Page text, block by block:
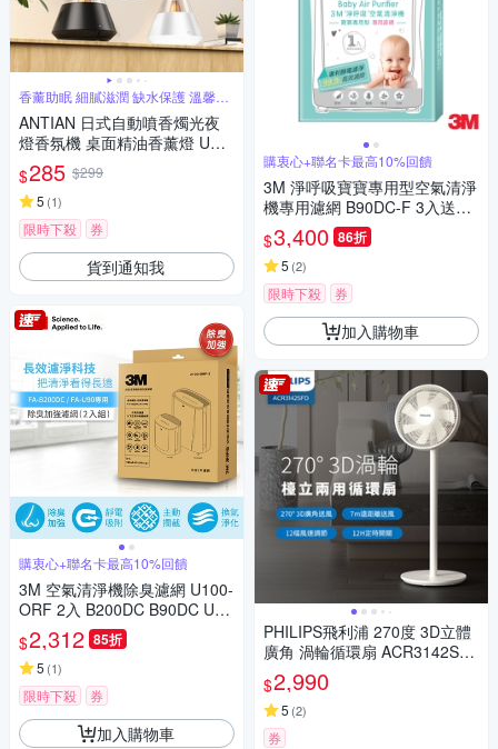
香薰助眠 細膩滋潤 缺水保護 溫馨夜
燈
ANTIAN 日式自動噴香燭光夜
燈香氛機 桌面精油香薰燈 USB
氛圍燈擴香機 聖誕交換禮物
$285 $299
5 (1)
限時下殺 券
貨到通知我
購衷心+聯名卡最高10%回饋
3M 空氣清淨機除臭濾網 U100-
ORF 2入 B200DC B90DC U90
適用
$2,312 85折
5 (1)
限時下殺 券
加入購物車
購衷心+聯名卡最高10%回饋
3M 淨呼吸寶寶專用型空氣清淨
機專用濾網 B90DC-F 3入送1
入共4入
$3,400 86折
5 (2)
限時下殺 券
加入購物車
PHILIPS飛利浦 270度 3D立體
廣角 渦輪循環扇 ACR3142SF
$2,990
5 (2)
券